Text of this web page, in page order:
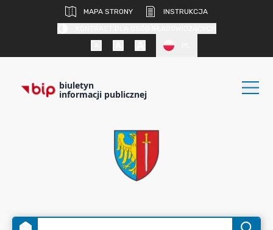
MAPA STRONY
INSTRUKCJA
biuletyn
informacji publicznej